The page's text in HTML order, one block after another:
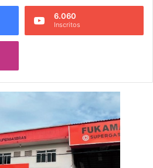
6.060
Inscritos